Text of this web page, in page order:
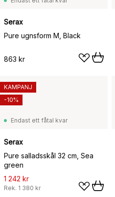
Serax
Pure ugnsform M, Black
863 kr
Endast ett fåtal kvar
Serax
Pure salladsskål 32 cm, Sea
green
1 242 kr
Rek. 1 380 kr
KAMPANJ
-10%